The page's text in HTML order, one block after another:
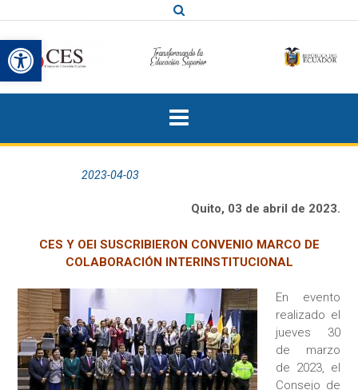
Abrir barra de herramientas
al
contenido
2023-04-03
Quito, 03 de abril de 2023.
CES Y OEI SUSCRIBIERON CONVENIO MARCO DE
COLABORACIÓN INTERINSTITUCIONAL
En evento
realizado el
jueves 30
de marzo
de 2023, el
Consejo de